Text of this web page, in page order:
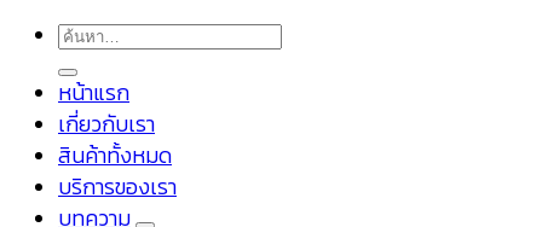
ค้นหา:
หน้าแรก
เกี่ยวกับเรา
สินค้าทั้งหมด
บริการของเรา
บทความ